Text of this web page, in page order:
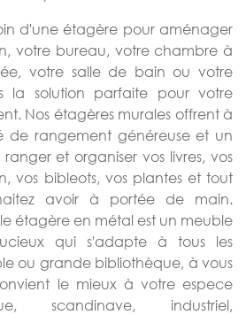
d'une étagère pour aménager
votre bureau, votre chambre à
votre salle de bain ou votre
la solution parfaite pour votre
Nos étagères murales offrent à
de rangement généreuse et un
et organiser vos livres, vos
vos bibleots, vos plantes et tout
avoir à portée de main.
étagère en métal est un meuble
qui s'adapte à tous les
ou grande bibliothèque, à vous
le mieux à votre espece
scandinave, industriel,